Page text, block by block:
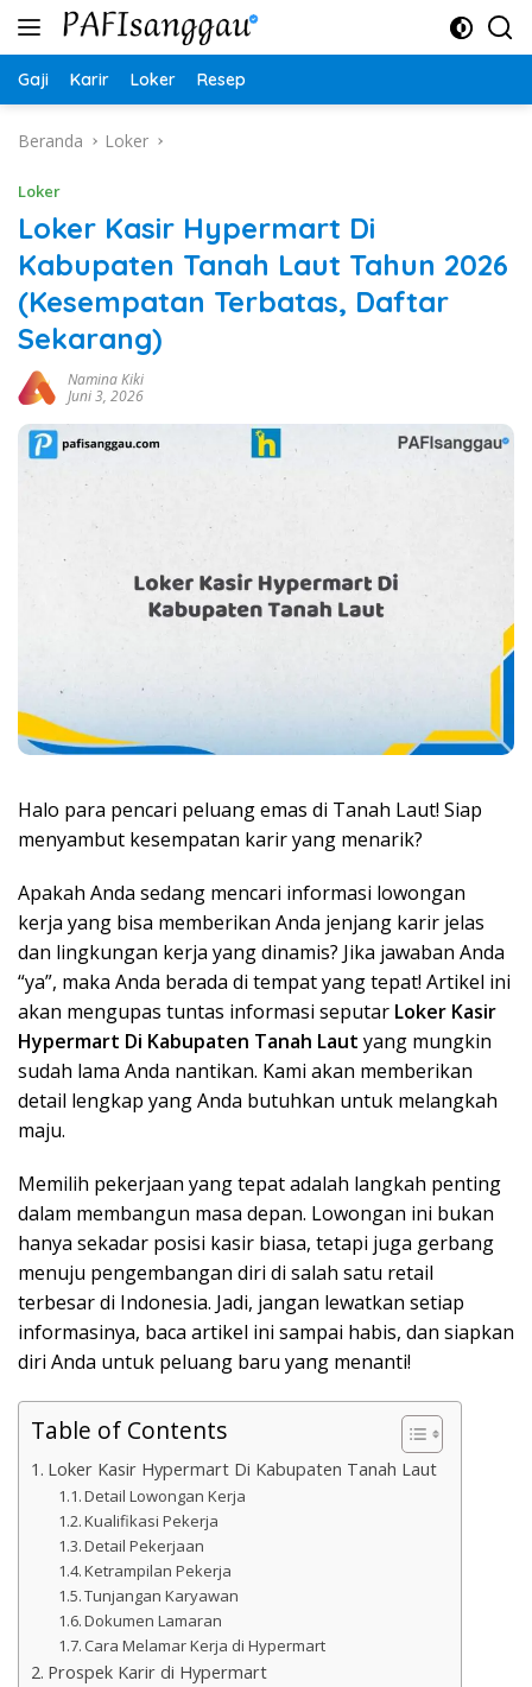
Langsung
Gaji Karir Loker Resep
Beranda Loker
Loker
Loker Kasir Hypermart Di
Kabupaten Tanah Laut Tahun 2026
(Kesempatan Terbatas, Daftar
Sekarang)
Namina Kiki
Juni 3, 2026
Halo para pencari peluang emas di Tanah Laut! Siap
menyambut kesempatan karir yang menarik?
Apakah Anda sedang mencari informasi lowongan
kerja yang bisa memberikan Anda jenjang karir jelas
dan lingkungan kerja yang dinamis? Jika jawaban Anda
“ya”, maka Anda berada di tempat yang tepat! Artikel ini
akan mengupas tuntas informasi seputar Loker Kasir
Hypermart Di Kabupaten Tanah Laut yang mungkin
sudah lama Anda nantikan. Kami akan memberikan
detail lengkap yang Anda butuhkan untuk melangkah
maju.
Memilih pekerjaan yang tepat adalah langkah penting
dalam membangun masa depan. Lowongan ini bukan
hanya sekadar posisi kasir biasa, tetapi juga gerbang
menuju pengembangan diri di salah satu retail
terbesar di Indonesia. Jadi, jangan lewatkan setiap
informasinya, baca artikel ini sampai habis, dan siapkan
diri Anda untuk peluang baru yang menanti!
Table of Contents
Loker Kasir Hypermart Di Kabupaten Tanah Laut
Detail Lowongan Kerja
Kualifikasi Pekerja
Detail Pekerjaan
Ketrampilan Pekerja
Tunjangan Karyawan
Dokumen Lamaran
Cara Melamar Kerja di Hypermart
Prospek Karir di Hypermart